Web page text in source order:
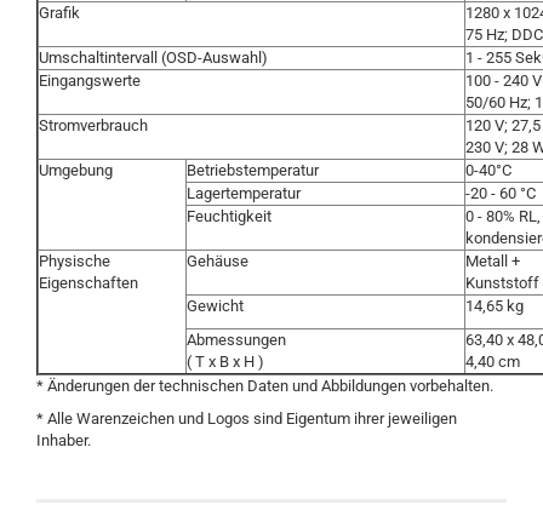
Grafik
1280 x
75 Hz;
Umschaltintervall (OSD-Auswahl)
1 - 255
Eingangswerte
100 - 240
50/60 Hz;
Stromverbrauch
120 V;
230 V; 28
Umgebung
Betriebstemperatur
0-40°C
Lagertemperatur
-20 - 60 °C
Feuchtigkeit
0 - 80%
Physische
Eigenschaften
Gehäuse
Metall +
Kunststoff
Gewicht
14,65 kg
Abmessungen
( T x B x H )
63,40 x
4,40 cm
* Änderungen der technischen Daten und Abbildungen vorbehalten.
* Alle Warenzeichen und Logos sind Eigentum ihrer jeweiligen
Inhaber.